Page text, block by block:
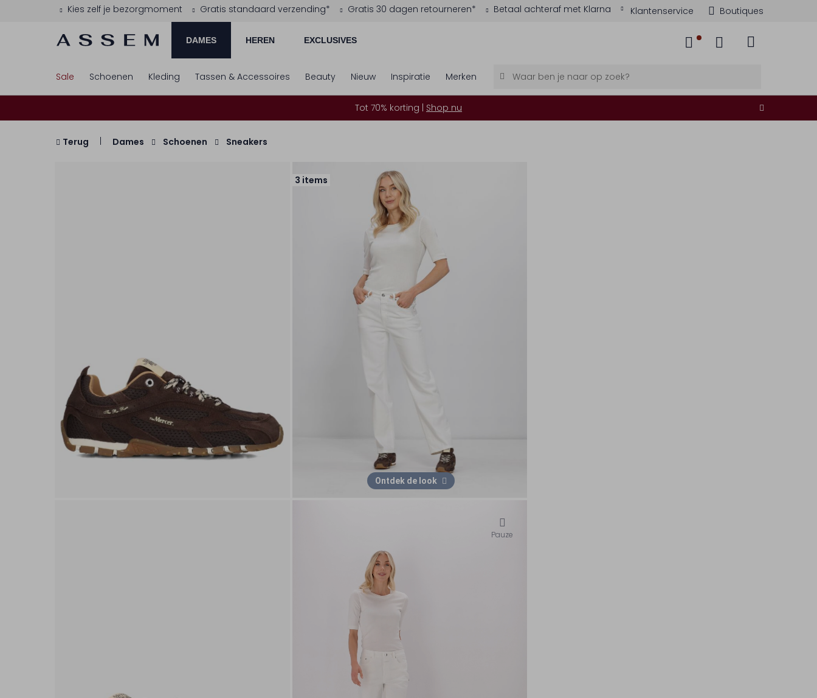
Kies zelf je bezorgmoment Gratis standaard verzending* Gratis 30 dagen retourneren* Betaal achteraf met Klarna Klantenservice Boutiques
DAMES HEREN EXCLUSIVES
Sale Schoenen Kleding Tassen & Accessoires Beauty Nieuw Inspiratie Merken
Tot 70% korting | Shop nu
Terug Dames Schoenen Sneakers
3 items
Ontdek de look
Pauze